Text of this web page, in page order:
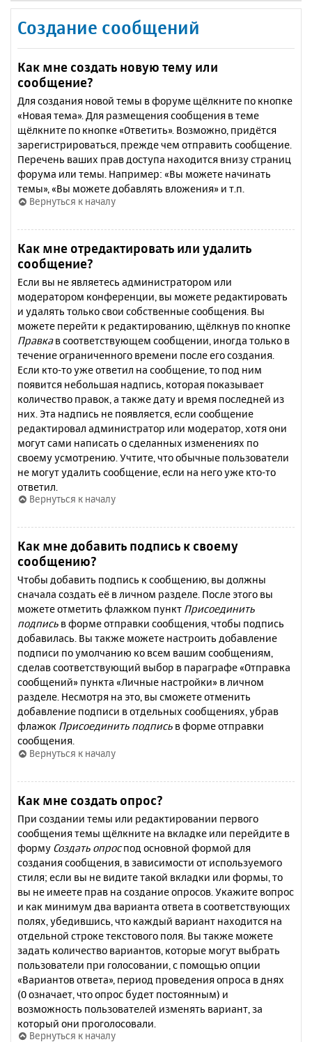
Создание сообщений
Как мне создать новую тему или
сообщение?
Для создания новой темы в форуме щёлкните по кнопке
«Новая тема». Для размещения сообщения в теме
щёлкните по кнопке «Ответить». Возможно, придётся
зарегистрироваться, прежде чем отправить сообщение.
Перечень ваших прав доступа находится внизу страниц
форума или темы. Например: «Вы можете начинать
темы», «Вы можете добавлять вложения» и т.п.
Вернуться к началу
Как мне отредактировать или удалить
сообщение?
Если вы не являетесь администратором или
модератором конференции, вы можете редактировать
и удалять только свои собственные сообщения. Вы
можете перейти к редактированию, щёлкнув по кнопке
Правкав соответствующем сообщении, иногда только в
течение ограниченного времени после его создания.
Если кто-то уже ответил на сообщение, то под ним
появится небольшая надпись, которая показывает
количество правок, а также дату и время последней из
них. Эта надпись не появляется, если сообщение
редактировал администратор или модератор, хотя они
могут сами написать о сделанных изменениях по
своему усмотрению. Учтите, что обычные пользователи
не могут удалить сообщение, если на него уже кто-то
ответил.
Вернуться к началу
Как мне добавить подпись к своему
сообщению?
Чтобы добавить подпись к сообщению, вы должны
сначала создать её в личном разделе. После этого вы
можете отметить флажком пункт Присоединить
подпись в форме отправки сообщения, чтобы подпись
добавилась. Вы также можете настроить добавление
подписи по умолчанию ко всем вашим сообщениям,
сделав соответствующий выбор в параграфе «Отправка
сообщений» пункта «Личные настройки» в личном
разделе. Несмотря на это, вы сможете отменить
добавление подписи в отдельных сообщениях, убрав
флажок Присоединить подпись в форме отправки
сообщения.
Вернуться к началу
Как мне создать опрос?
При создании темы или редактировании первого
сообщения темы щёлкните на вкладке или перейдите в
форму Создать опроспод основной формой для
создания сообщения, в зависимости от используемого
стиля; если вы не видите такой вкладки или формы, то
вы не имеете прав на создание опросов. Укажите вопрос
и как минимум два варианта ответа в соответствующих
полях, убедившись, что каждый вариант находится на
отдельной строке текстового поля. Вы также можете
задать количество вариантов, которые могут выбрать
пользователи при голосовании, с помощью опции
«Вариантов ответа», период проведения опроса в днях
(0 означает, что опрос будет постоянным) и
возможность пользователей изменять вариант, за
который они проголосовали.
Вернуться к началу